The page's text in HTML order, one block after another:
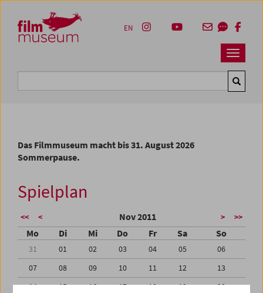
Zum Inhalt
Zum Hauptmenü
Zur Servicenavigation
Zum Suche
Navbar
EN
Das Filmmuseum macht bis 31. August 2026
Sommerpause.
Spielplan
<< < Nov 2011 > >>
Mo Di Mi Do Fr Sa So
31 01 02 03 04 05
06
07
08 09 10 11 12
13
14
15 16 17 18 19
20